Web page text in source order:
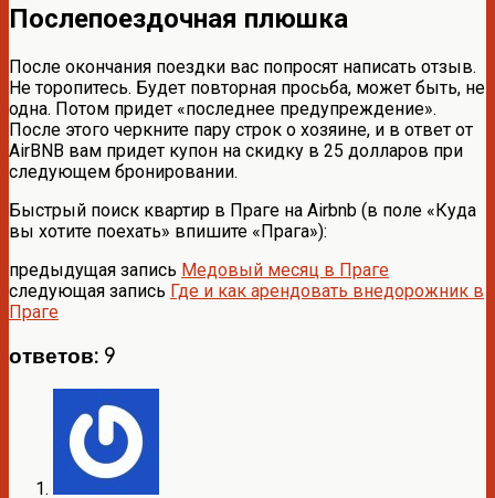
Послепоездочная плюшка
После окончания поездки вас попросят написать отзыв.
Не торопитесь. Будет повторная просьба, может быть, не
одна. Потом придет «последнее предупреждение».
После этого черкните пару строк о хозяине, и в ответ от
AirBNB вам придет купон на скидку в 25 долларов при
следующем бронировании.
Быстрый поиск квартир в Праге на Airbnb (в поле «Куда
вы хотите поехать» впишите «Прага»):
предыдущая запись Медовый месяц в Праге
следующая запись Где и как арендовать внедорожник в
Праге
ответов: 9